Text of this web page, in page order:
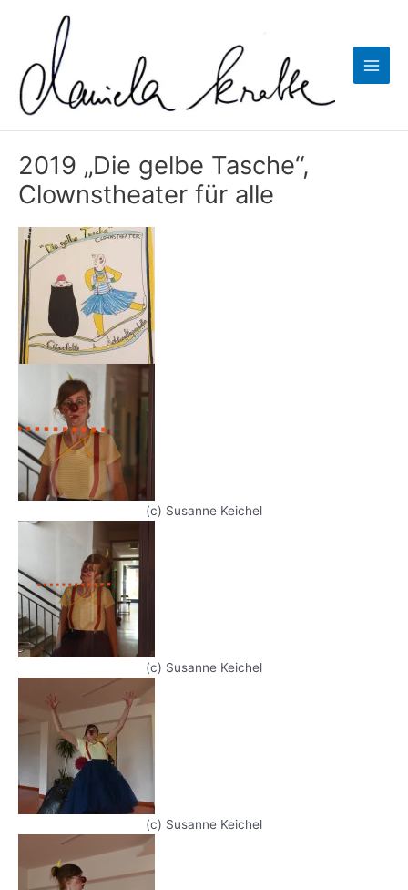
Main
2019 „Die gelbe Tasche“,
Clownstheater für alle
(c) Susanne Keichel
(c) Susanne Keichel
(c) Susanne Keichel